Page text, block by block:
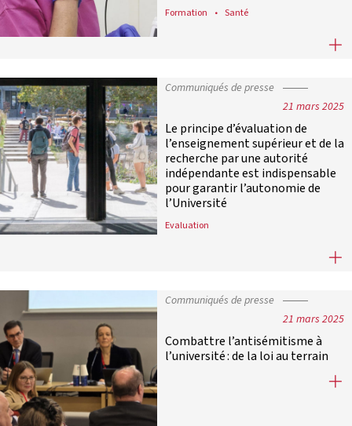
Formation Santé
Projet de loi Garot contre les
Communiqués de presse
21 mars 2025
Le principe d’évaluation de
l’enseignement supérieur et de la
recherche par une autorité
indépendante est indispensable
pour garantir l’autonomie de
l’Université
Evaluation
Le principe d’évaluation de
Communiqués de presse
21 mars 2025
Combattre l’antisémitisme à
l’université : de la loi au terrain
Combattre l’antisémitisme à